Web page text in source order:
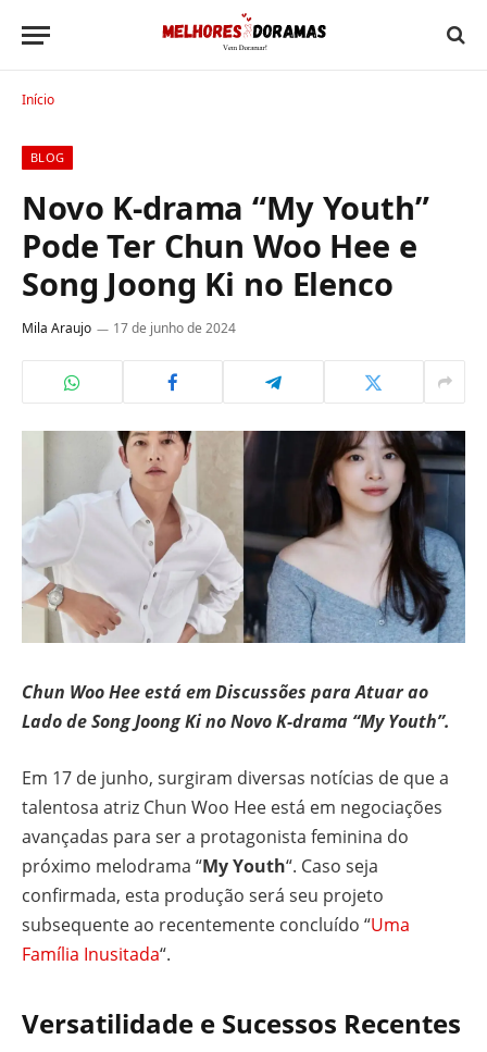
Início
BLOG
Novo K-drama “My Youth”
Pode Ter Chun Woo Hee e
Song Joong Ki no Elenco
Mila Araujo 17 de junho de 2024
Chun Woo Hee está em Discussões para Atuar ao
Lado de Song Joong Ki no Novo K-drama “My Youth”.
Em 17 de junho, surgiram diversas notícias de que a
talentosa atriz Chun Woo Hee está em negociações
avançadas para ser a protagonista feminina do
próximo melodrama “My Youth“. Caso seja
confirmada, esta produção será seu projeto
subsequente ao recentemente concluído “Uma
Família Inusitada“.
Versatilidade e Sucessos Recentes